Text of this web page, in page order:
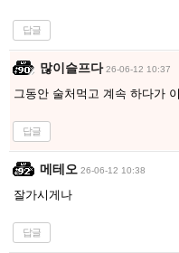
답글
많이슬프다 26-06-12 10:37
그동안 술처먹고 계속 하다가
답글
메테오 26-06-12 10:38
잘가시게나
답글